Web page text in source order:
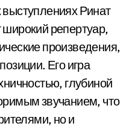
Ринат
репертуар,
произведения,
Его игра
глубиной
звучанием, что
но и